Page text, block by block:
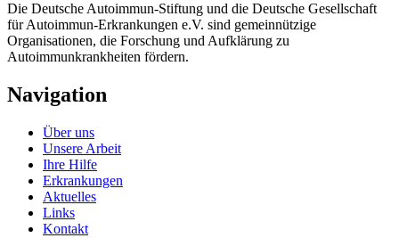
Die Deutsche Autoimmun-Stiftung und die Deutsche Gesellschaft
für Autoimmun-Erkrankungen e.V. sind gemeinnützige
Organisationen, die Forschung und Aufklärung zu
Autoimmunkrankheiten fördern.
Navigation
Über uns
Unsere Arbeit
Ihre Hilfe
Erkrankungen
Aktuelles
Links
Kontakt